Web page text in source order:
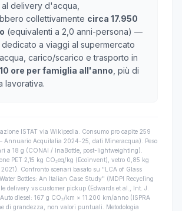
delivery d'acqua,
collettivamente circa 17.950
(equivalenti a 2,0 anni-persona) —
a viaggi al supermercato
carico/scarico e trasporto in
10 ore per famiglia all'anno , più di
lavorativa.
ISTAT via Wikipedia. Consumo pro capite 259
Annuario Acquitalia 2024-25, dati Mineracqua). Peso
a 18 g (CONAI / InaBottle, post-lightweighting).
PET 2,15 kg CO₂eq/kg (Ecoinvent), vetro 0,85 kg
Confronto scenari basato su "LCA of Glass
Bottles: An Italian Case Study" (MDPI Recycling
delivery vs customer pickup (Edwards et al., Int. J.
diesel: 167 g CO₂/km × 11.200 km/anno (ISPRA
di grandezza, non valori puntuali. Metodologia